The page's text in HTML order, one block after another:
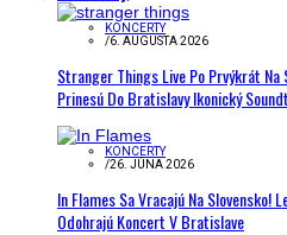
KONCERTY
/6. AUGUSTA 2026
Stranger Things Live Po Prvýkrát Na
Prinesú Do Bratislavy Ikonický
KONCERTY
/26. JÚNA 2026
In Flames Sa Vracajú Na Slovensko!
Odohrajú Koncert V Bratislave